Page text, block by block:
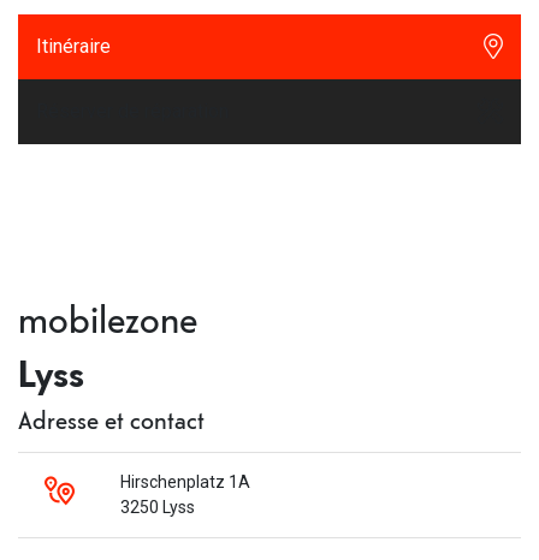
Itinéraire
mobilezone
Lyss
Adresse et contact
Hirschenplatz 1A
3250 Lyss